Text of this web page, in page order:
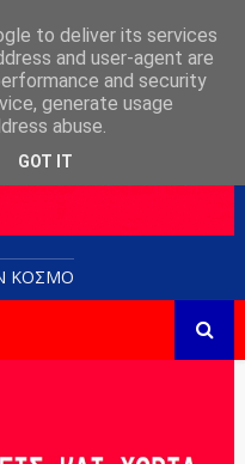
KOΣΜΟ
to deliver its services
and user-agent are
and security
generate usage
abuse.
GOT IT